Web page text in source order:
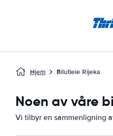
Hjem Bilutleie Rijeka
Noen av våre
Vi tilbyr en sammenligning